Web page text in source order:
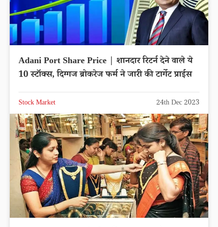
Adani Port Share Price | शानदार रिटर्न देने वाले ये
10 स्टॉक्स, दिग्गज ब्रोकरेज फर्म ने जारी की टार्गेट प्राईस
Stock Market 24th Dec 2023